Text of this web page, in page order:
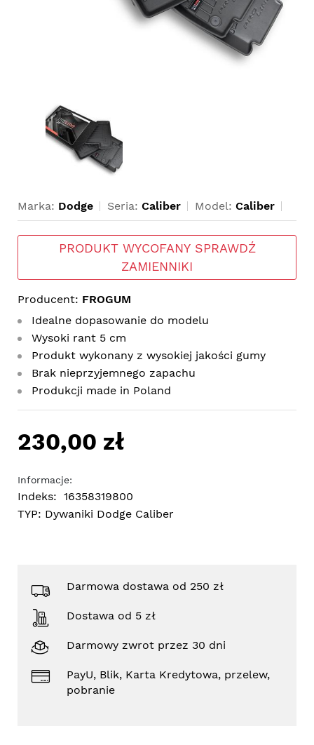
Marka: Dodge Seria: Caliber Model: Caliber
PRODUKT WYCOFANY SPRAWDŹ
ZAMIENNIKI
Producent: FROGUM
Idealne dopasowanie do modelu
Wysoki rant 5 cm
Produkt wykonany z wysokiej jakości gumy
Brak nieprzyjemnego zapachu
Produkcji made in Poland
230,00 zł
Informacje:
Indeks: 16358319800
TYP: Dywaniki Dodge Caliber
Darmowa dostawa od 250 zł
Dostawa od 5 zł
Darmowy zwrot przez 30 dni
PayU, Blik, Karta Kredytowa, przelew,
pobranie